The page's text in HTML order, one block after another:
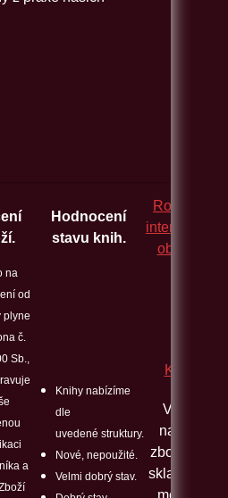
Hodnocení
stavu knih.
Rozcestník
obchodů.
na
od
plyne
č.
Sb.,
a
Knihy nabízíme
dle
uvedené struktury.
Nové, nepoužité.
Velmi dobrý stav.
Kontakt
Veškeré
nabízené
zboží máme
skladem a je